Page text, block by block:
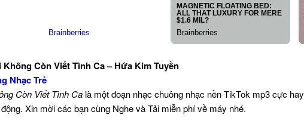
Không Còn Viết Tình Ca – Hứa Kim Tuyền
Nhạc Trẻ
Còn Viết Tình Ca là một đoạn nhạc chuông nhạc nền TikTok mp3 cực hay
Xin mời các bạn cùng Nghe và Tải miễn phí về máy nhé.